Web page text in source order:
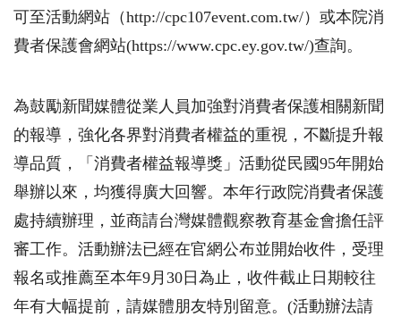
可至活動網站（http://cpc107event.com.tw/）或本院消
費者保護會網站(https://www.cpc.ey.gov.tw/)查詢。
為鼓勵新聞媒體從業人員加強對消費者保護相關新聞
的報導，強化各界對消費者權益的重視，不斷提升報
導品質，「消費者權益報導獎」活動從民國95年開始
舉辦以來，均獲得廣大回響。本年行政院消費者保護
處持續辦理，並商請台灣媒體觀察教育基金會擔任評
審工作。活動辦法已經在官網公布並開始收件，受理
報名或推薦至本年9月30日為止，收件截止日期較往
年有大幅提前，請媒體朋友特別留意。(活動辦法請